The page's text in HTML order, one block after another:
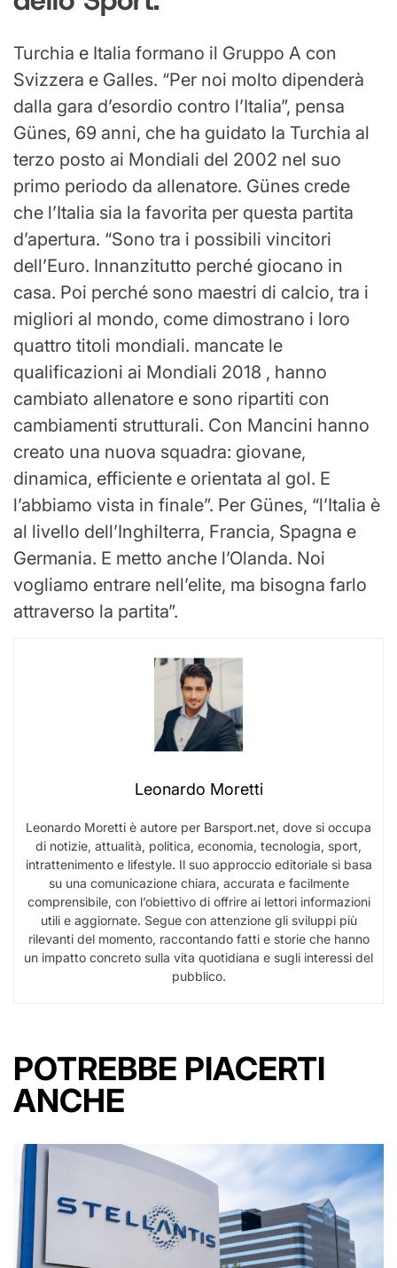
Turchia e Italia formano il Gruppo A con
Svizzera e Galles. “Per noi molto dipenderà
dalla gara d’esordio contro l’Italia”, pensa
Günes, 69 anni, che ha guidato la Turchia al
terzo posto ai Mondiali del 2002 nel suo
primo periodo da allenatore. Günes crede
che l’Italia sia la favorita per questa partita
d’apertura. “Sono tra i possibili vincitori
dell’Euro. Innanzitutto perché giocano in
casa. Poi perché sono maestri di calcio, tra i
migliori al mondo, come dimostrano i loro
quattro titoli mondiali. mancate le
qualificazioni ai Mondiali 2018 , hanno
cambiato allenatore e sono ripartiti con
cambiamenti strutturali. Con Mancini hanno
creato una nuova squadra: giovane,
dinamica, efficiente e orientata al gol. E
l’abbiamo vista in finale”. Per Günes, “l’Italia è
al livello dell’Inghilterra, Francia, Spagna e
Germania. E metto anche l’Olanda. Noi
vogliamo entrare nell’elite, ma bisogna farlo
attraverso la partita”.
Leonardo Moretti
Leonardo Moretti è autore per Barsport.net, dove si occupa
di notizie, attualità, politica, economia, tecnologia, sport,
intrattenimento e lifestyle. Il suo approccio editoriale si basa
su una comunicazione chiara, accurata e facilmente
comprensibile, con l’obiettivo di offrire ai lettori informazioni
utili e aggiornate. Segue con attenzione gli sviluppi più
rilevanti del momento, raccontando fatti e storie che hanno
un impatto concreto sulla vita quotidiana e sugli interessi del
pubblico.
POTREBBE PIACERTI
ANCHE